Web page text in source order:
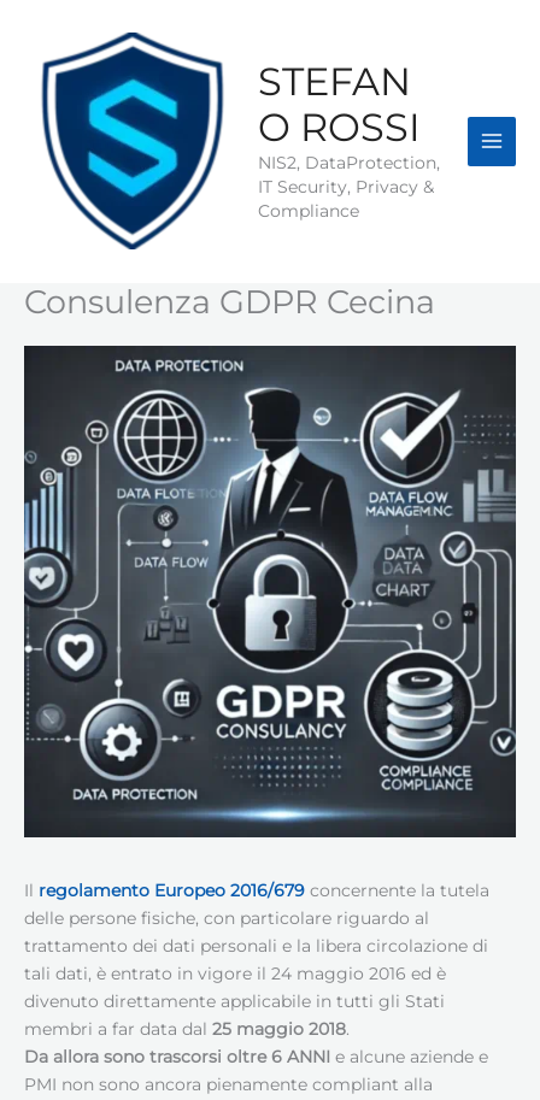
contenuto
STEFAN
O ROSSI
NIS2, DataProtection,
IT Security, Privacy &
Compliance
Consulenza GDPR Cecina
Il regolamento Europeo 2016/679 concernente la tutela
delle persone fisiche, con particolare riguardo al
trattamento dei dati personali e la libera circolazione di
tali dati, è entrato in vigore il 24 maggio 2016 ed è
divenuto direttamente applicabile in tutti gli Stati
membri a far data dal 25 maggio 2018.
Da allora sono trascorsi oltre 6 ANNI e alcune aziende e
PMI non sono ancora pienamente compliant alla